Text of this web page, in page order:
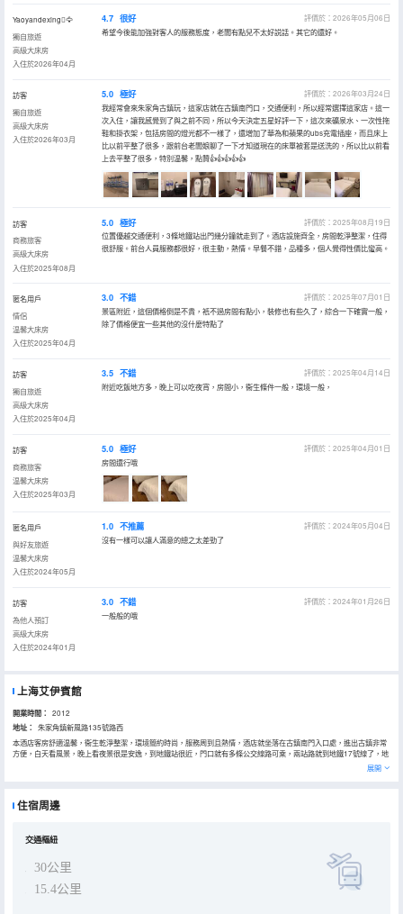
Yaoyandexing🦅
獨自旅遊
高級大床房
入住於2026年04月
4.7 很好
評價於：2026年05月06日
希望今後能加強對客人的服務態度，老闆有點兒不太好説話。其它的還好。
訪客
獨自旅遊
高級大床房
入住於2026年03月
5.0 極好
評價於：2026年03月24日
我經常會來朱家角古鎮玩，這家店就在古鎮南門口，交通便利，所以經常選擇這家店。這一
次入住，讓我感覺到了與之前不同，所以今天決定五星好評一下，這次來礦泉水、一次性拖
鞋和掛衣架，包括房間的燈光都不一樣了，還增加了華為和蘋果的ubs充電插座，而且床上
比以前平整了很多，跟前台老闆娘聊了一下才知道現在的床單被套是送洗的，所以比以前看
上去平整了很多，特別温馨，點贊👍👍👍👍👍
訪客
商務旅客
高級大床房
入住於2025年08月
5.0 極好
評價於：2025年08月19日
位置優越交通便利，3條地鐵站出門幾分鐘就走到了。酒店設施齊全，房間乾淨整潔，住得
很舒服。前台人員服務都很好，很主動，熱情。早餐不錯，品種多，個人覺得性價比蠻高。
匿名用戶
情侶
温馨大床房
入住於2025年04月
3.0 不錯
評價於：2025年07月01日
景區附近，這個價格倒是不貴，衹不過房間有點小，裝修也有些久了，綜合一下確實一般，
除了價格便宜一些其他的沒什麼特點了
訪客
獨自旅遊
高級大床房
入住於2025年04月
3.5 不錯
評價於：2025年04月14日
附近吃飯地方多，晚上可以吃夜宵，房間小，衞生條件一般，環境一般，
訪客
商務旅客
温馨大床房
入住於2025年03月
5.0 極好
評價於：2025年04月01日
房間還行哦
匿名用戶
與好友旅遊
温馨大床房
入住於2024年05月
1.0 不推薦
評價於：2024年05月04日
沒有一樣可以讓人滿意的總之太差勁了
訪客
為他人預訂
高級大床房
入住於2024年01月
3.0 不錯
評價於：2024年01月26日
一般般的哦
上海艾伊賓館
開業時間： 2012
地址：
朱家角鎮新風路135號路西
本酒店客房舒適温馨，衞生乾淨整潔，環境簡約時尚，服務周到且熱情，酒店就坐落在古鎮南門入口處，進出古鎮非常
方便，白天看風景，晚上看夜景很是安逸，到地鐵站很近，門口就有多條公交線路可乘，兩站路就到地鐵17號線了，地
鐵17號線直達虹橋高鐵站和國際國內機場，那是相當方便，酒店門口就有一個很大的商業廣場，吃飯、購物要有盡有，
展開
住宿周邊
交通樞紐
30公里
15.4公里